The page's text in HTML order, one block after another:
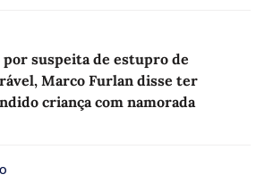
por suspeita de estupro de
Marco Furlan disse ter
criança com namorada